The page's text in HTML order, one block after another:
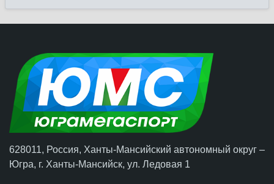
628011, Россия, Ханты-Мансийский автономный округ –
Югра, г. Ханты-Мансийск, ул. Ледовая 1